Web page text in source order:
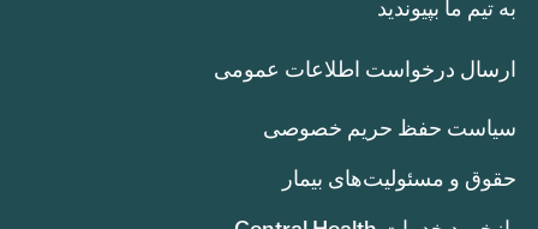
به تیم ما بپیوندید
ارسال درخواست اطلاعات عمومی
سیاست حفظ حریم خصوصی
حقوق و مسئولیت‌های بیمار